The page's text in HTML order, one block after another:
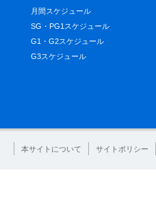
月間スケジュール
SG・PG1スケジュール
G1・G2スケジュール
G3スケジュール
本サイトについて サイトポリシー